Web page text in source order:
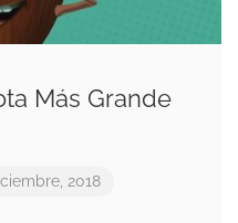
Más Grande
2018